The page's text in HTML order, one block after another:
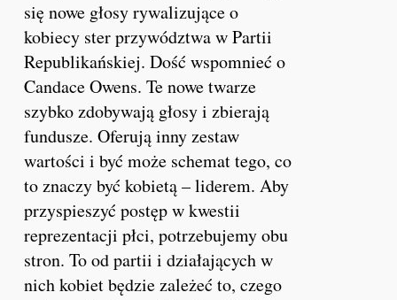
się nowe głosy rywalizujące o
kobiecy ster przywództwa w Partii
Republikańskiej. Dość wspomnieć o
Candace Owens. Te nowe twarze
szybko zdobywają głosy i zbierają
fundusze. Oferują inny zestaw
wartości i być może schemat tego, co
to znaczy być kobietą – liderem. Aby
przyspieszyć postęp w kwestii
reprezentacji płci, potrzebujemy obu
stron. To od partii i działających w
nich kobiet będzie zależeć to, czego